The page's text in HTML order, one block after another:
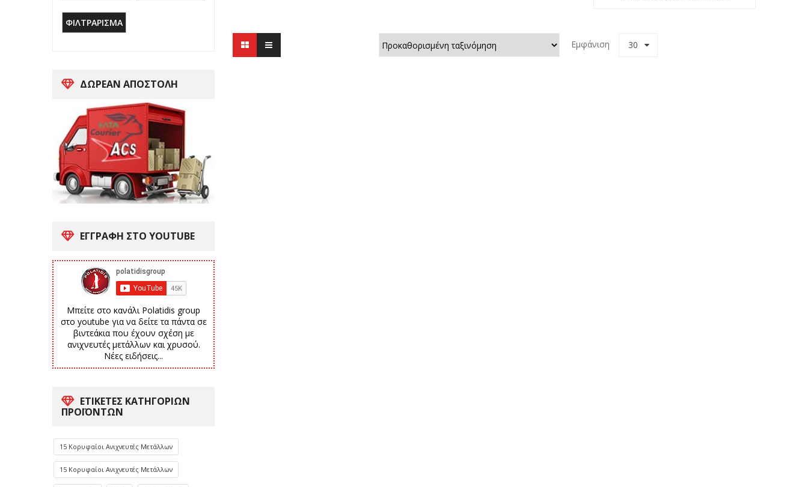
ΦΙΛΤΡΆΡΙΣΜΑ
ΔΩΡΕΑΝ ΑΠΟΣΤΟΛΗ
ΕΓΓΡΑΦΗ ΣΤΟ YOUTUBE
Μπείτε στο κανάλι Polatidis group
στο youtube για να δείτε τα πάντα σε
βιντεάκια που έχουν σχέση με
ανιχνευτές μετάλλων και χρυσού.
Νέες ειδήσεις...
ΕΤΙΚΈΤΕΣ ΚΑΤΗΓΟΡΙΏΝ
ΠΡΟΪΌΝΤΩΝ
15 Κορυφαίοι Ανιχνευτές Μετάλλων
15 Κορυφαίοι Ανιχνευτές Μετάλλων
Εμφάνιση 30